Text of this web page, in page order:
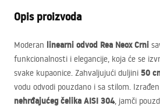
Opis proizvoda
Moderan linearni odvod Rea Neox Crni
funkcionalnosti i elegancije, koja će se
svake kupaonice. Zahvaljujući duljini 50
vodu odvodi pouzdano i sa stilom.
nehrđajućeg čelika AISI 304, jamči